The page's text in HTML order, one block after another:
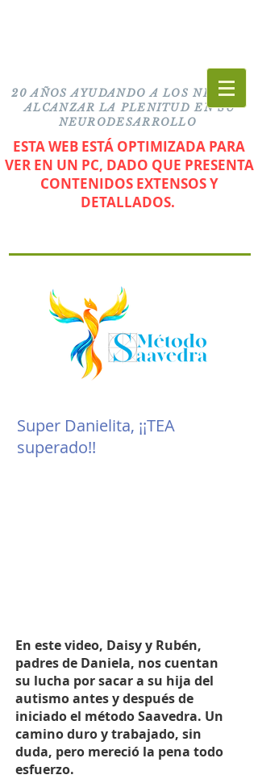
20 AÑOS AYUDANDO A LOS NIÑOS A
ALCANZAR LA PLENITUD EN SU
NEURODESARROLLO
ESTA WEB ESTÁ OPTIMIZADA PARA
VER EN UN PC, DADO QUE PRESENTA
CONTENIDOS EXTENSOS Y
DETALLADOS.
Super Danielita, ¡¡TEA
superado!!
En este video, Daisy y Rubén,
padres de Daniela, nos cuentan
su lucha por sacar a su hija del
autismo antes y después de
iniciado el método Saavedra. Un
camino duro y trabajado, sin
duda, pero mereció la pena todo
esfuerzo.